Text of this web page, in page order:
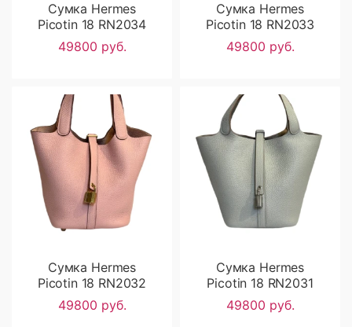
Сумка Hermes
Picotin 18 RN2034
49800 руб.
Сумка Hermes
Picotin 18 RN2033
49800 руб.
Сумка Hermes
Picotin 18 RN2032
49800 руб.
Сумка Hermes
Picotin 18 RN2031
49800 руб.